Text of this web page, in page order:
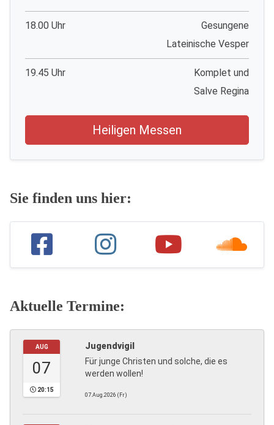
18.00 Uhr
Gesungene
Lateinische Vesper
19.45 Uhr
Komplet und
Salve Regina
Heiligen Messen
Sie finden uns hier:
Aktuelle Termine:
AUG
07
20:15
Jugendvigil
Für junge Christen und solche, die es
werden wollen!
07.Aug.2026 (Fr)